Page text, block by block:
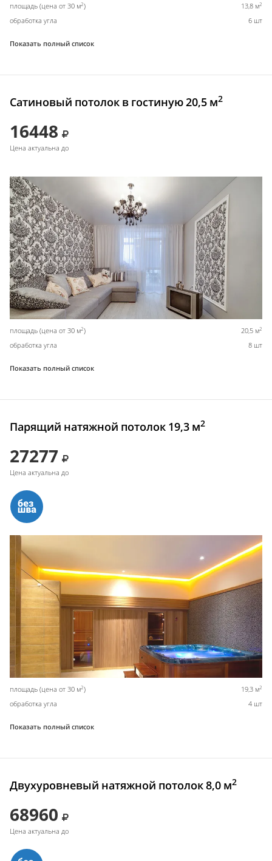
площадь (цена от 30 м2) 13,8 м2
обработка угла 6 шт
Показать полный список
Сатиновый потолок в гостиную 20,5 м2
16448
Цена актуальна до
площадь (цена от 30 м2) 20,5 м2
обработка угла 8 шт
Показать полный список
Парящий натяжной потолок 19,3 м2
27277
Цена актуальна до
площадь (цена от 30 м2) 19,3 м2
обработка угла 4 шт
Показать полный список
Двухуровневый натяжной потолок 8,0 м2
68960
Цена актуальна до